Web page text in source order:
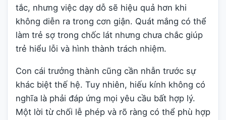
tắc, nhưng việc dạy dỗ sẽ hiệu quả hơn khi
không diễn ra trong cơn giận. Quát mắng có thể
làm trẻ sợ trong chốc lát nhưng chưa chắc giúp
trẻ hiểu lỗi và hình thành trách nhiệm.
Con cái trưởng thành cũng cần nhẫn trước sự
khác biệt thế hệ. Tuy nhiên, hiếu kính không có
nghĩa là phải đáp ứng mọi yêu cầu bất hợp lý.
Một lời từ chối lễ phép và rõ ràng có thể phù hợp